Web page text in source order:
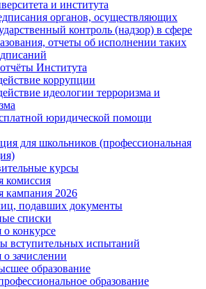
и института
органов, осуществляющих
контроль (надзор) в сфере
отчеты об исполнении таких
Института
коррупции
идеологии терроризма и
юридической помощи
для школьников (профессиональная
курсы
комиссия
кампания 2026
подавших документы
списки
конкурсе
вступительных испытаний
зачислении
образование
образование